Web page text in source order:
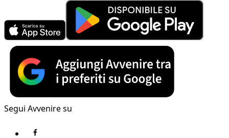
Segui Avvenire su